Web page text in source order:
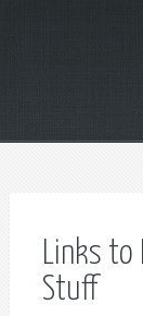
Links to
Stuff